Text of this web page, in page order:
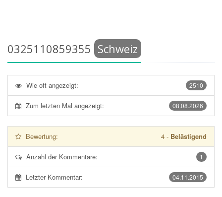
0325110859355 Schweiz
2510
Wie oft angezeigt:
08.08.2026
Zum letzten Mal angezeigt:
Bewertung: 4 - Belästigend
1
Anzahl der Kommentare:
04.11.2015
Letzter Kommentar: